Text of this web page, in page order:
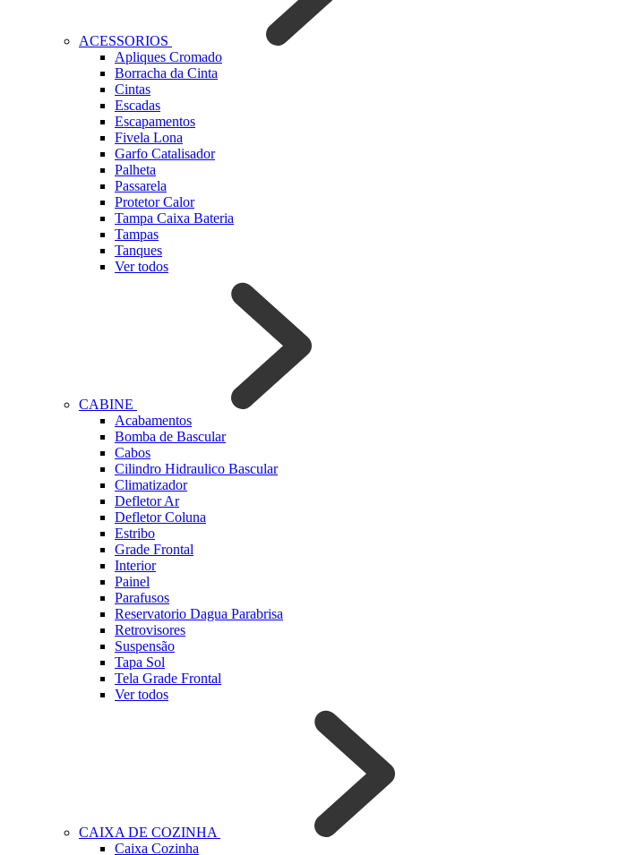
ACESSORIOS
Apliques Cromado
Borracha da Cinta
Cintas
Escadas
Escapamentos
Fivela Lona
Garfo Catalisador
Palheta
Passarela
Protetor Calor
Tampa Caixa Bateria
Tampas
Tanques
Ver todos
CABINE
Acabamentos
Bomba de Bascular
Cabos
Cilindro Hidraulico Bascular
Climatizador
Defletor Ar
Defletor Coluna
Estribo
Grade Frontal
Interior
Painel
Parafusos
Reservatorio Dagua Parabrisa
Retrovisores
Suspensão
Tapa Sol
Tela Grade Frontal
Ver todos
CAIXA DE COZINHA
Caixa Cozinha